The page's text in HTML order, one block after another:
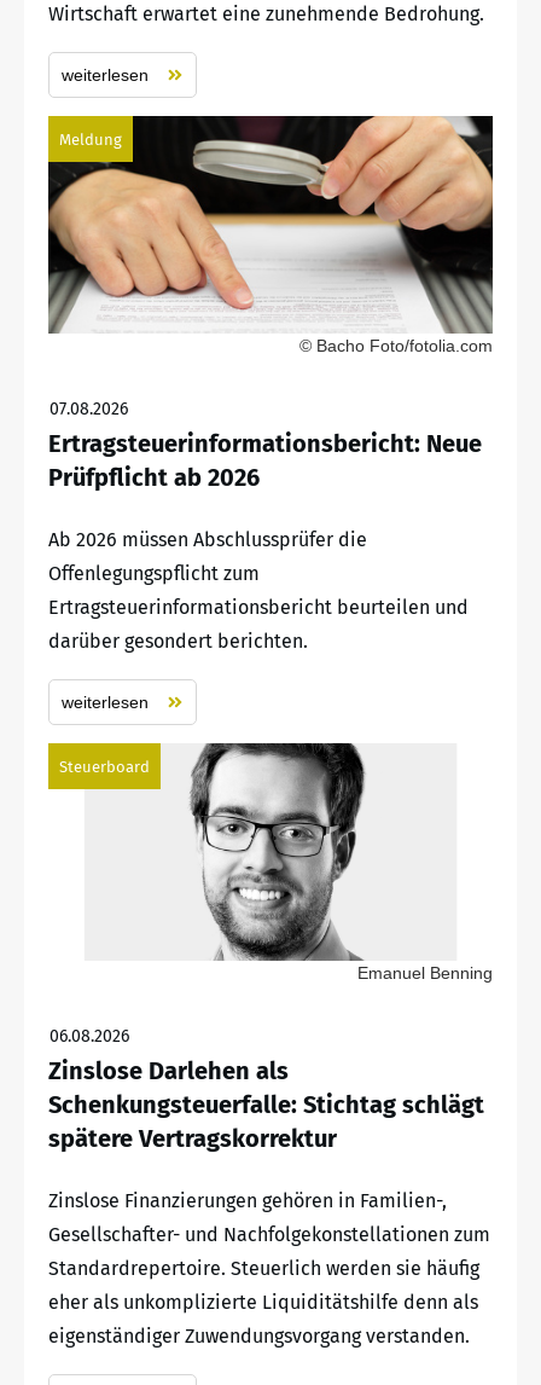
Wirtschaft erwartet eine zunehmende Bedrohung.
weiterlesen
Meldung
© Bacho Foto/fotolia.com
07.08.2026
Ertragsteuerinformationsbericht: Neue
Prüfpflicht ab 2026
Ab 2026 müssen Abschlussprüfer die
Offenlegungspflicht zum
Ertragsteuerinformationsbericht beurteilen und
darüber gesondert berichten.
weiterlesen
Steuerboard
Emanuel Benning
06.08.2026
Zinslose Darlehen als
Schenkungsteuerfalle: Stichtag schlägt
spätere Vertragskorrektur
Zinslose Finanzierungen gehören in Familien-,
Gesellschafter- und Nachfolgekonstellationen zum
Standardrepertoire. Steuerlich werden sie häufig
eher als unkomplizierte Liquiditätshilfe denn als
eigenständiger Zuwendungsvorgang verstanden.